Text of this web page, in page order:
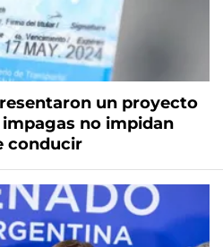
un proyecto
no impidan
conducir